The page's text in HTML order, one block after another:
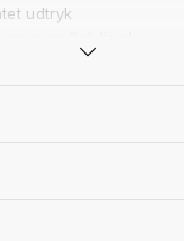
udtryk
daglig brug
og fest
flere øreringe